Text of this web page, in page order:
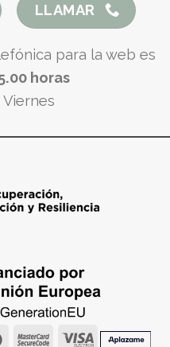
LLAMAR
para la web es
horas